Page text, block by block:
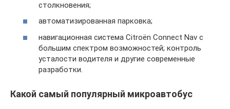
столкновения;
автоматизированная парковка;
навигационная система Citroёn Connect Nav с
большим спектром возможностей; контроль
усталости водителя и другие современные
разработки.
Какой самый популярный микроавтобус